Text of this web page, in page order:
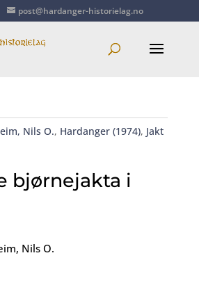
post@hardanger-historielag.no
Nils O., Hardanger (1974), Jakt
bjørnejakta i
Nils O.